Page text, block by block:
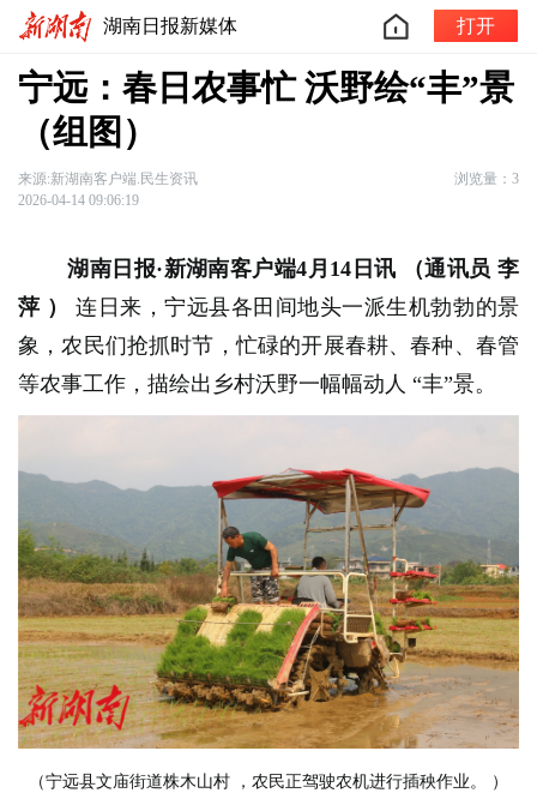
湖南日报新媒体 打开
宁远：春日农事忙 沃野绘“丰”景
（组图）
来源:新湖南客户端.民生资讯
浏览量：3
2026-04-14 09:06:19
湖南日报·新湖南客户端4月14日讯
（通讯员 李
萍 ）
连日来，宁远县各田间地头一派生机勃勃的景
象，农民们抢抓时节，忙碌的开展春耕、春种、春管
等农事工作，描绘出乡村沃野一幅幅动人 “丰”景。
（宁远县文庙街道株木山村 ，农民正驾驶农机进行插秧作业。 ）